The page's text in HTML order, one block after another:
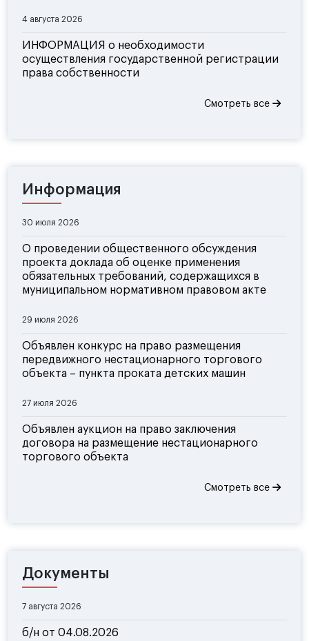
4 августа 2026
ИНФОРМАЦИЯ о необходимости
осуществления государственной регистрации
права собственности
Смотреть все
Информация
30 июля 2026
О проведении общественного обсуждения
проекта доклада об оценке применения
обязательных требований, содержащихся в
муниципальном нормативном правовом акте
29 июля 2026
Объявлен конкурс на право размещения
передвижного нестационарного торгового
объекта – пункта проката детских машин
27 июля 2026
Объявлен аукцион на право заключения
договора на размещение нестационарного
торгового объекта
Смотреть все
Документы
7 августа 2026
б/н от 04.08.2026